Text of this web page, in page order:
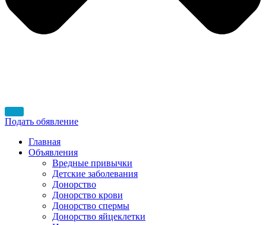
Подать обявление
Главная
Объявления
Вредные привычки
Детские заболевания
Донорство
Донорство крови
Донорство спермы
Донорство яйцеклетки